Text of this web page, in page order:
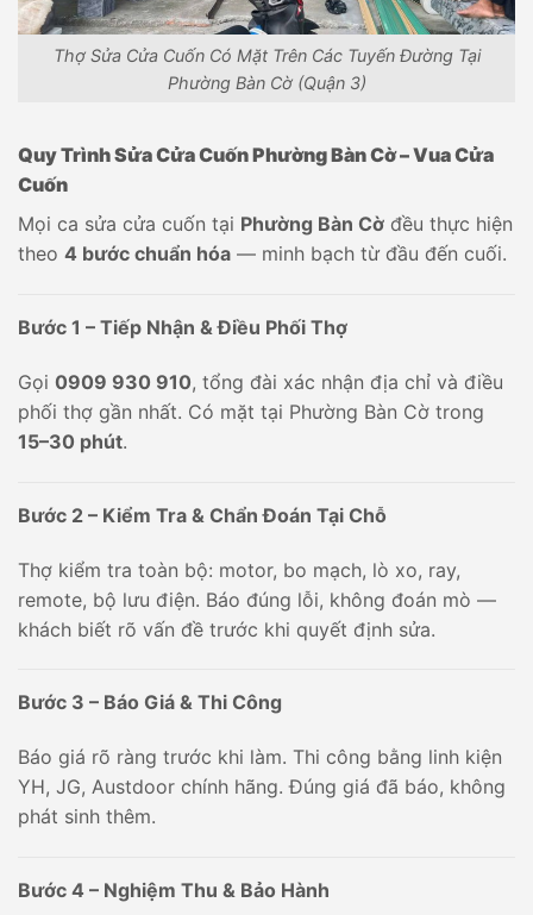
Thợ Sửa Cửa Cuốn Có Mặt Trên Các Tuyến Đường Tại
Phường Bàn Cờ (Quận 3)
Quy Trình Sửa Cửa Cuốn Phường Bàn Cờ – Vua Cửa
Cuốn
Mọi ca sửa cửa cuốn tại Phường Bàn Cờ đều thực hiện
theo 4 bước chuẩn hóa — minh bạch từ đầu đến cuối.
Bước 1 – Tiếp Nhận & Điều Phối Thợ
Gọi 0909 930 910, tổng đài xác nhận địa chỉ và điều
phối thợ gần nhất. Có mặt tại Phường Bàn Cờ trong
15–30 phút.
Bước 2 – Kiểm Tra & Chẩn Đoán Tại Chỗ
Thợ kiểm tra toàn bộ: motor, bo mạch, lò xo, ray,
remote, bộ lưu điện. Báo đúng lỗi, không đoán mò —
khách biết rõ vấn đề trước khi quyết định sửa.
Bước 3 – Báo Giá & Thi Công
Báo giá rõ ràng trước khi làm. Thi công bằng linh kiện
YH, JG, Austdoor chính hãng. Đúng giá đã báo, không
phát sinh thêm.
Bước 4 – Nghiệm Thu & Bảo Hành